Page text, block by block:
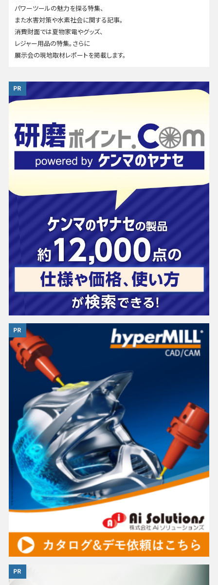
パワーツールの魅力を探る特集、
また水害対策や水素社会に関する記事。
消費財面では夏物家電やグッズ、
レジャー用品の特集。さらに
展示会の現地取材レポートを掲載します。